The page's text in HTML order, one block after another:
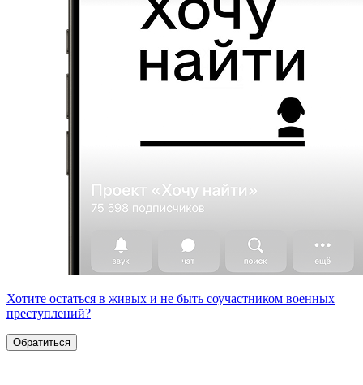
Хотите остаться в живых и не быть соучастником военных
преступлений?
Обратиться